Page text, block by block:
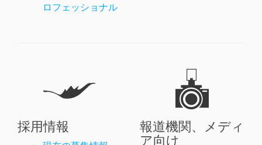
ロフェッショナル
採用情報
報道機関、メディ
ア向け